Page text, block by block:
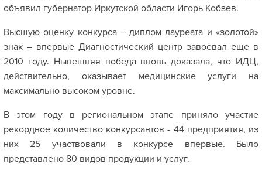
объявил губернатор Иркутской области Игорь Кобзев.
Высшую оценку конкурса – диплом лауреата и «золотой»
знак – впервые Диагностический центр завоевал еще в
2010 году. Нынешняя победа вновь доказала, что ИДЦ,
действительно, оказывает медицинские услуги на
максимально высоком уровне.
В этом году в региональном этапе приняло участие
рекордное количество конкурсантов - 44 предприятия, из
них 25 участвовали в конкурсе впервые. Было
представлено 80 видов продукции и услуг.